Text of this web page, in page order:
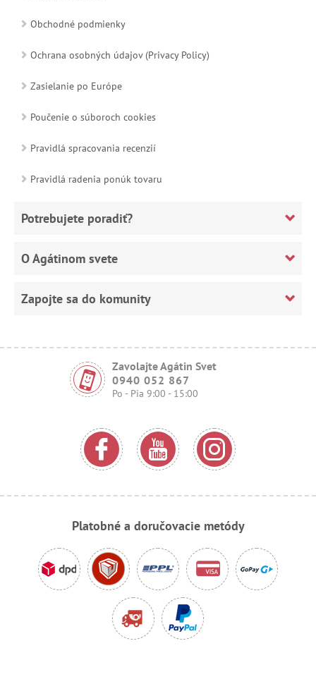
Obchodné podmienky
Ochrana osobných údajov (Privacy Policy)
Zasielanie po Európe
Poučenie o súboroch cookies
Pravidlá spracovania recenzií
Pravidlá radenia ponúk tovaru
Potrebujete poradiť?
O Agátinom svete
Zapojte sa do komunity
Zavolajte Agátin Svet
0940 052 867
Po - Pia 9:00 - 15:00
Platobné a doručovacie metódy